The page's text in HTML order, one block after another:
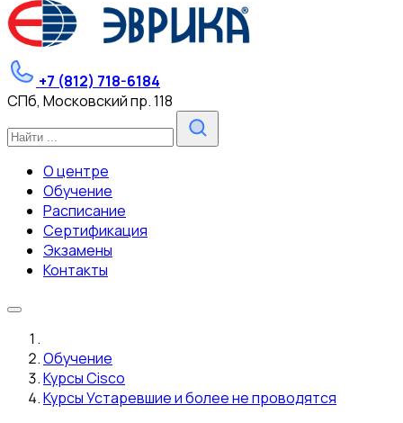
+7 (812) 718-6184
СПб, Московский пр. 118
О центре
Обучение
Расписание
Сертификация
Экзамены
Контакты
Обучение
Курсы Cisco
Курсы Устаревшие и более не проводятся